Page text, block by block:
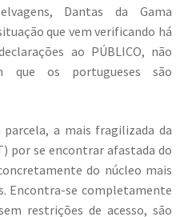
Dantas da Gama
que vem verificando há
ao PÚBLICO, não
que os portugueses são
a mais fragilizada da
por se encontrar afastada do
do núcleo mais
Encontra-se completamente
restrições de acesso, são